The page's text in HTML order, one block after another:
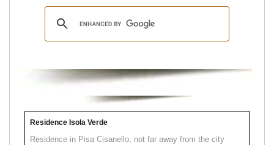
Residence Isola Verde
Residence in Pisa Cisanello, not far away from the city